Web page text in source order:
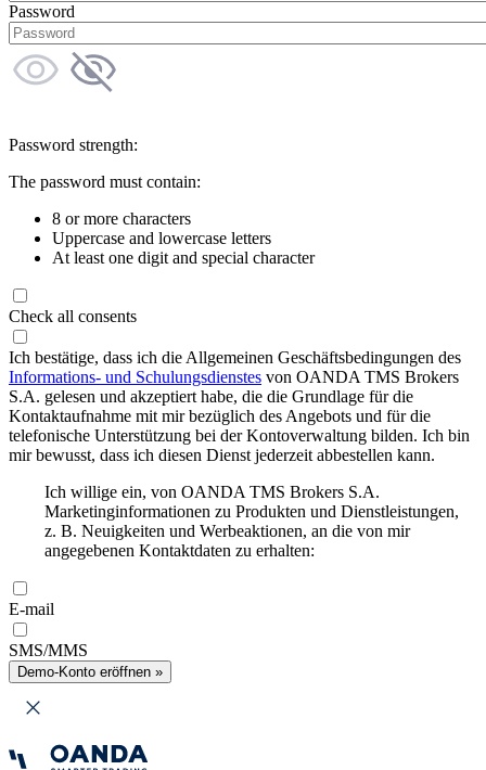
Password
Password strength:
The password must contain:
8 or more characters
Uppercase and lowercase letters
At least one digit and special character
Check all consents
Ich bestätige, dass ich die Allgemeinen Geschäftsbedingungen des
Informations- und Schulungsdienstes von OANDA TMS Brokers
S.A. gelesen und akzeptiert habe, die die Grundlage für die
Kontaktaufnahme mit mir bezüglich des Angebots und für die
telefonische Unterstützung bei der Kontoverwaltung bilden. Ich bin
mir bewusst, dass ich diesen Dienst jederzeit abbestellen kann.
Ich willige ein, von OANDA TMS Brokers S.A.
Marketinginformationen zu Produkten und Dienstleistungen,
z. B. Neuigkeiten und Werbeaktionen, an die von mir
angegebenen Kontaktdaten zu erhalten:
E-mail
SMS/MMS
Demo-Konto eröffnen »